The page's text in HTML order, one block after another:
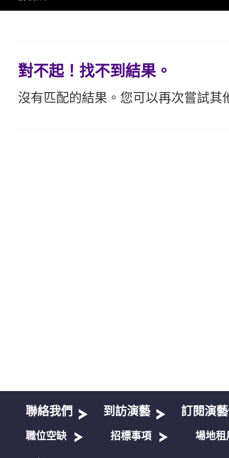
對不起！找不到結果。
沒有匹配的結果。您可以再次嘗試其
聯絡我們 到訪演藝 訂閱演
職位空缺 招標事項 場地租